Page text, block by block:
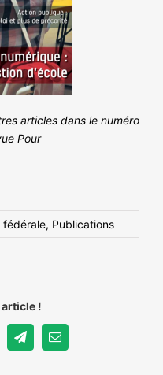
articles dans le numéro
Pour
fédérale, Publications
!
TelegramEmail